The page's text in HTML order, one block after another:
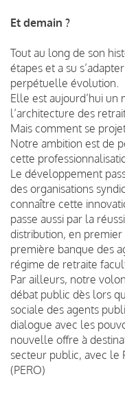
Et demain ?
Tout au long de son
étapes et a su
perpétuelle évolution.
Elle est aujourd’hui
l’architecture des
Mais comment se
Notre ambition est de
cette
Le développement
des organisations
connaître cette
passe aussi par la
distribution, en
première banque des
régime de retraite
Par ailleurs, notre
débat public dès lors
sociale des agents
dialogue avec les
nouvelle offre à
secteur public, avec le
(PERO)